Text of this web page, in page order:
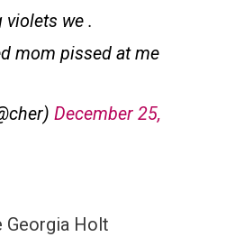
violets we .
mom pissed at me
December 25,
Georgia Holt